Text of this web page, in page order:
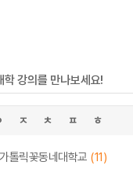
학 강의를 만나보세요!
ㅈ ㅊ ㅍ ㅎ
가톨릭꽃동네대학교 (11)